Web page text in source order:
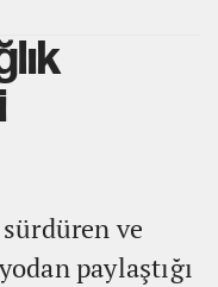
ve
paylaştığı